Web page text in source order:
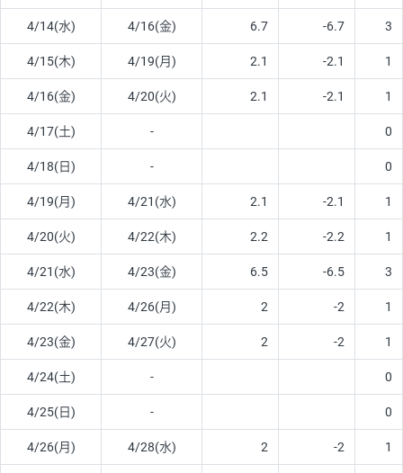
4/14(水) 4/16(金) 6.7 -6.7 3
4/15(木) 4/19(月) 2.1 -2.1 1
4/16(金) 4/20(火) 2.1 -2.1 1
4/17(土) - 0
4/18(日) - 0
4/19(月) 4/21(水) 2.1 -2.1 1
4/20(火) 4/22(木) 2.2 -2.2 1
4/21(水) 4/23(金) 6.5 -6.5 3
4/22(木) 4/26(月) 2 -2 1
4/23(金) 4/27(火) 2 -2 1
4/24(土) - 0
4/25(日) - 0
4/26(月) 4/28(水) 2 -2 1